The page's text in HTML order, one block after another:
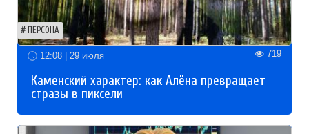
ПЕРСОНА
12:08 | 29 июля 719
Каменский характер: как Алёна превращает
стразы в пиксели